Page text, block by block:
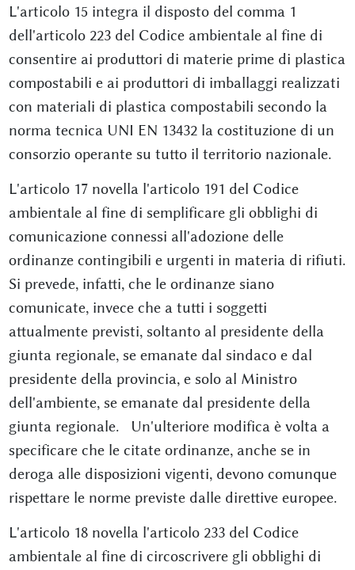
L'articolo 15 integra il disposto del comma 1
dell'articolo 223 del Codice ambientale al fine di
consentire ai produttori di materie prime di plastica
compostabili e ai produttori di imballaggi realizzati
con materiali di plastica compostabili secondo la
norma tecnica UNI EN 13432 la costituzione di un
consorzio operante su tutto il territorio nazionale.
L'articolo 17 novella l'articolo 191 del Codice
ambientale al fine di semplificare gli obblighi di
comunicazione connessi all'adozione delle
ordinanze contingibili e urgenti in materia di rifiuti.
Si prevede, infatti, che le ordinanze siano
comunicate, invece che a tutti i soggetti
attualmente previsti, soltanto al presidente della
giunta regionale, se emanate dal sindaco e dal
presidente della provincia, e solo al Ministro
dell'ambiente, se emanate dal presidente della
giunta regionale. Un'ulteriore modifica è volta a
specificare che le citate ordinanze, anche se in
deroga alle disposizioni vigenti, devono comunque
rispettare le norme previste dalle direttive europee.
L'articolo 18 novella l'articolo 233 del Codice
ambientale al fine di circoscrivere gli obblighi di